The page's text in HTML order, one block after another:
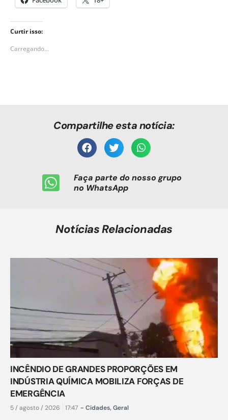
Curtir isso:
Carregando...
Compartilhe esta notícia:
Faça parte do nosso grupo
no WhatsApp
Notícias Relacionadas
INCÊNDIO DE GRANDES PROPORÇÕES EM
INDÚSTRIA QUÍMICA MOBILIZA FORÇAS DE
EMERGÊNCIA
5 / agosto / 2026 17:47 - Cidades, Geral